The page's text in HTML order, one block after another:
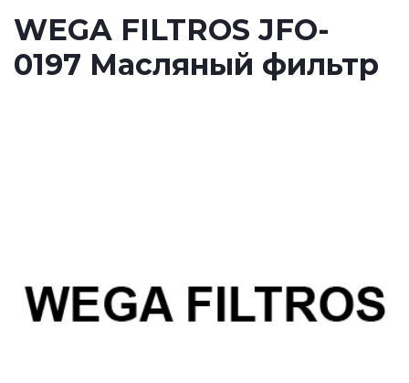
WEGA FILTROS JFO-
0197 Масляный фильтр